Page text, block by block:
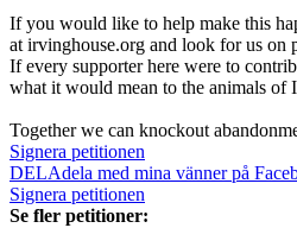
If you would like to help make this
at irvinghouse.org and look for us on
If every supporter here were to
what it would mean to the animals of
Together we can knockout
Signera petitionen
DELAdela med mina vänner på
Signera petitionen
Se fler petitioner: